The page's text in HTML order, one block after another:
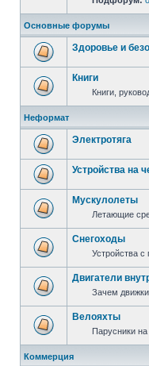
Основные форумы
Здоровье и
Книги
Книги,
Неформат
Электротяга
Устройства на
Мускулолеты
Летающие
Снегоходы
Устройства
Двигатели
Зачем
Велояхты
Парусники
Коммерция